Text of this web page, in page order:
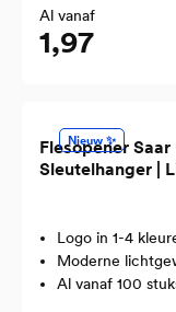
Al vanaf
1,97
Nieuw ✨
Flesopener
Sleutelhanger |
Logo in 1-4
Moderne
Al vanaf 100